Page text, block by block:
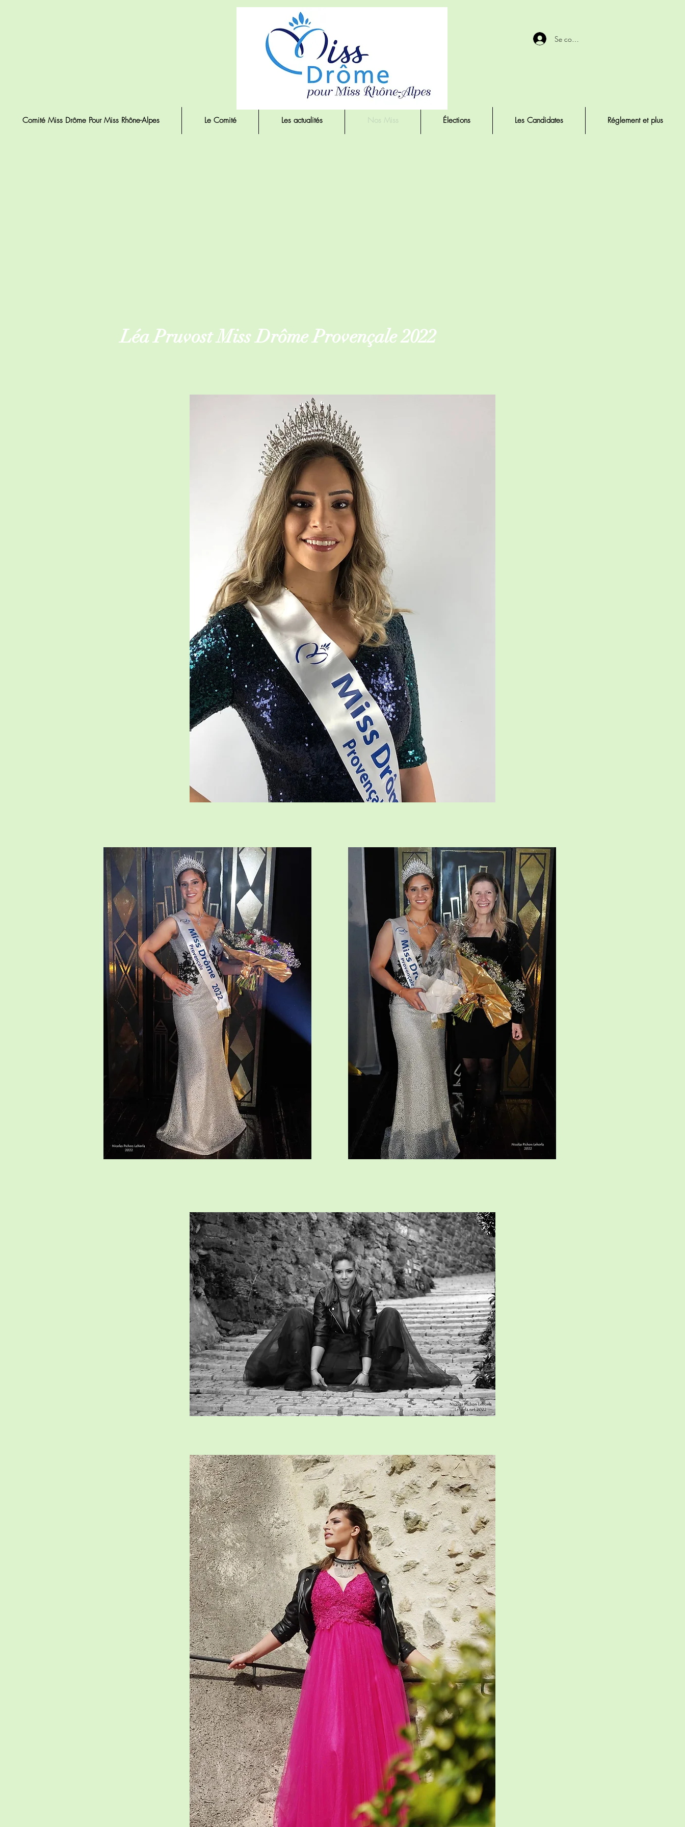
Se connecter
Comité Miss Drôme Pour Miss Rhône-Alpes Le Comité Les actualités Nos Miss Élections Les Candidates Réglement et plus
Léa Pruvost Miss Drôme Provençale 2022